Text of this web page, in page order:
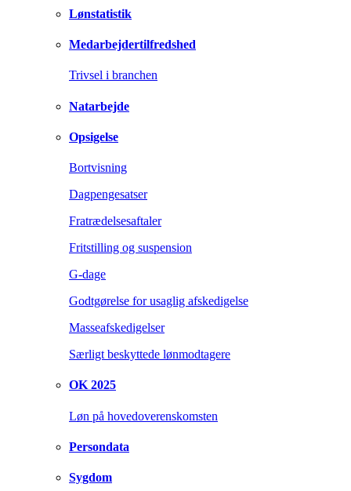
Lønstatistik
Medarbejdertilfredshed
Trivsel i branchen
Natarbejde
Opsigelse
Bortvisning
Dagpengesatser
Fratrædelsesaftaler
Fritstilling og suspension
G-dage
Godtgørelse for usaglig afskedigelse
Masseafskedigelser
Særligt beskyttede lønmodtagere
OK 2025
Løn på hovedoverenskomsten
Persondata
Sygdom